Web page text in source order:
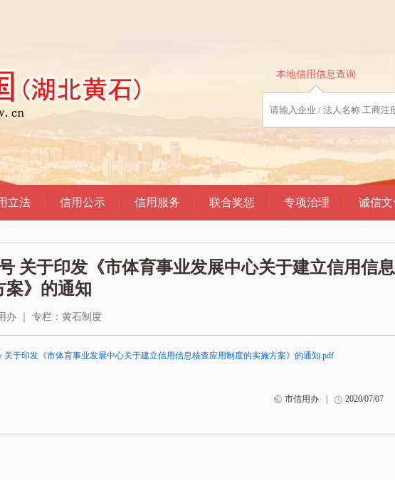
关于印发《市体育事业发展中心关于建立信用信息
案》的通知
办 专栏： 黄石制度
关于印发《市体育事业发展中心关于建立信用信息核查应用制度的实施方案》的通知.pdf
市信用办 | 2020/07/07